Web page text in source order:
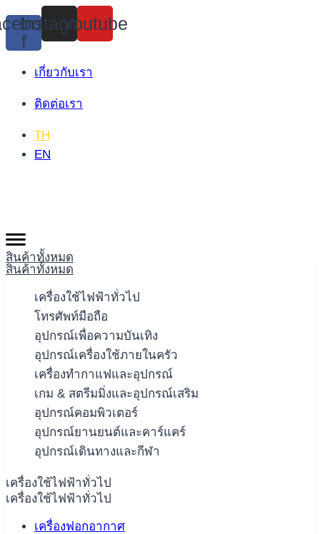
Skip
to
content
f
Instagram
Youtube
เกี่ยวกับเรา
ติดต่อเรา
TH
EN
สินค้าทั้งหมด
สินค้าทั้งหมด
เครื่องใช้ไฟฟ้าทั่วไป
โทรศัพท์มือถือ
อุปกรณ์เพื่อความบันเทิง
อุปกรณ์เครื่องใช้ภายในครัว
เครื่องทำกาแฟและอุปกรณ์
เกม & สตรีมมิ่งและอุปกรณ์เสริม
อุปกรณ์คอมพิวเตอร์
อุปกรณ์ยานยนต์และคาร์แคร์
อุปกรณ์เดินทางและกีฬา
เครื่องใช้ไฟฟ้าทั่วไป
เครื่องใช้ไฟฟ้าทั่วไป
เครื่องฟอกอากาศ